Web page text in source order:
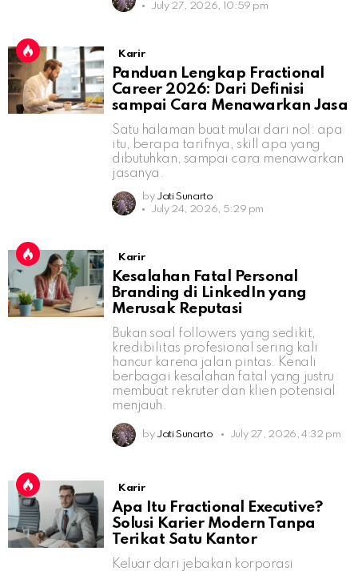
July 27, 2026, 10:59 pm
Karir
Panduan Lengkap Fractional
Career 2026: Dari Definisi
sampai Cara Menawarkan Jasa
Satu halaman buat mulai dari nol: apa
itu, berapa tarifnya, skill apa yang
dibutuhkan, sampai cara menawarkan
jasanya.
by Jati Sunarto
July 24, 2026, 5:29 pm
Karir
Kesalahan Fatal Personal
Branding di LinkedIn yang
Merusak Reputasi
Bukan soal followers yang sedikit,
kredibilitas profesional sering kali
hancur karena jalan pintas. Kenali
berbagai kesalahan fatal yang justru
membuat rekruter dan klien potensial
menjauh.
by Jati Sunarto July 27, 2026, 4:32 pm
Karir
Apa Itu Fractional Executive?
Solusi Karier Modern Tanpa
Terikat Satu Kantor
Keluar dari jebakan korporasi